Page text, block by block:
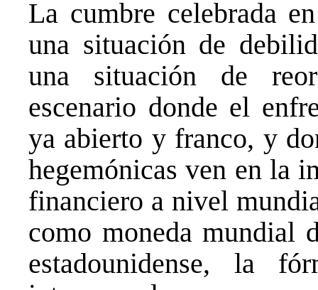
La cumbre celebrada
una situación de
una situación de
escenario donde el
ya abierto y franco, y
hegemónicas ven en la
financiero a nivel
como moneda mundial
estadounidense, la